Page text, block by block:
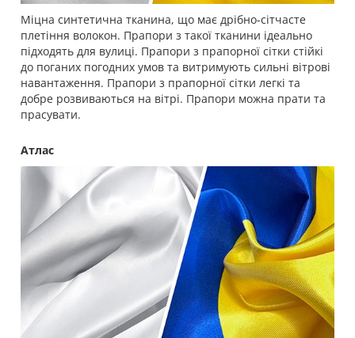
Міцна синтетична тканина, що має дрібно-сітчасте
плетіння волокон. Прапори з такої тканини ідеально
підходять для вулиці. Прапори з прапорної сітки стійкі
до поганих погодних умов та витримують сильні вітрові
навантаження. Прапори з прапорної сітки легкі та
добре розвиваються на вітрі. Прапори можна прати та
прасувати.
Атлас